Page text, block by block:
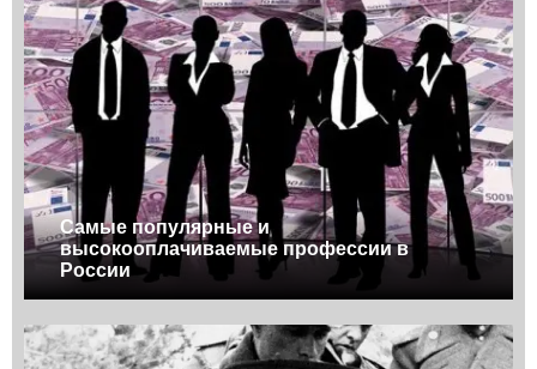
Самые популярные и
высокооплачиваемые профессии в
России